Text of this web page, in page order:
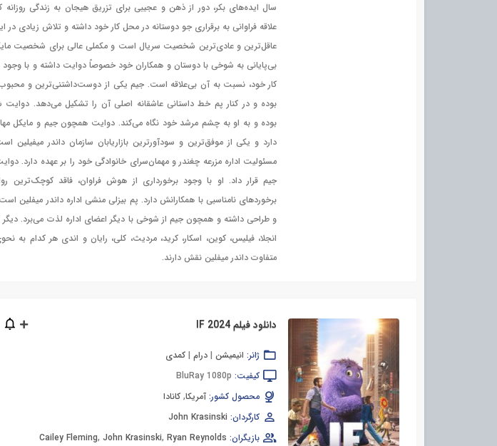
سال ایده‌های بکر، دور از ذهن و عجیبی برای تزریق هیجان به زندگی روزانه
علاقه فراوانی به برقراری جو دوستانه در محل کار خود داشته و تلاش زیادی در
عاقل‌ترین و عادی‌ترین شخصیت سریال است و مکملی عالی برای شخصیت
بی‌پایانی به شوخی با دوستان و همکاران خود خصوصاً دوایت داشته و با وجود
کار خود، نسبت به آن بی‌علاقه است. جیم یکی از دوست‌داشتنی‌ترین و
بوده و در کنار پم خط داستانی عاشقانه اصلی آن را تشکیل می‌دهد.
بوده و به او به چشم مرشد خود نگاه می‌کند. دوایت همچون جیم و مایکل
دارد و یکی از موفق‌ترین و سودآورترین بازاریابان سازمان داندر میفیلین
مسئولیت اداره مزرعه چغندر و مهمان‌سرای خانوادگی خود را بر عهده دارد.
جیم قرار داد. او با وجود برخورداری از هوش فراوان، فاقد کوچک‌ترین
برخوردهای نامناسبی با همکارانش دارد. پم بیزلی منشی اداره داندر میفلین
و طراحی داشته و همچون جیم از شوخی با دیگر اعضای اداره لذت می‌برد. دیگر
انجلا، فیلیس، کوین، اسکار، کرید، مردیث، کلی، رایان و اندی هر کدام به
متفاوت داندر میفلین نقش دارند.
دانلود فیلم IF 2024
ژانر: انیمیشن| درام| کمدی
کیفیت: BluRay 1080p
محصول کشور: آمریکا, کانادا
کارگردان: John Krasinski
بازیگران:
Cailey Fleming,John Krasinski,Ryan Reynolds